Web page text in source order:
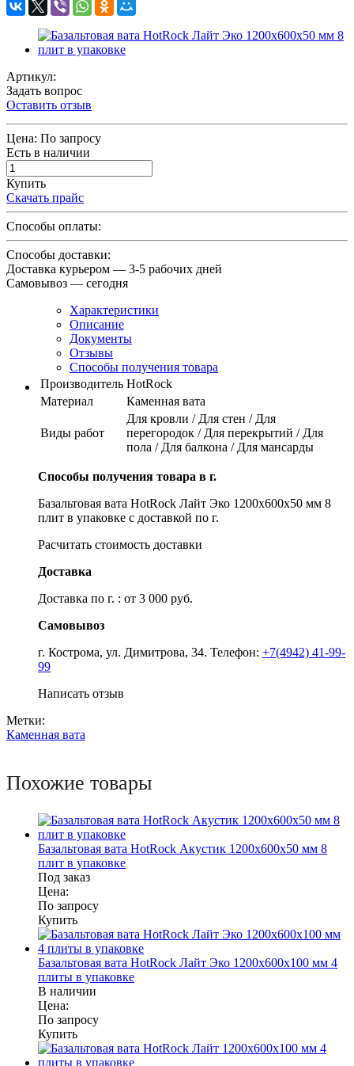
Артикул:
Задать вопрос
Оставить отзыв
Цена: По запросу
Есть в наличии
Купить
Скачать прайс
Способы оплаты:
Способы доставки:
Доставка курьером — 3-5 рабочих дней
Самовывоз — сегодня
Характеристики
Описание
Документы
Отзывы
Способы получения товара
Производитель HotRock
Материал
Каменная вата
Виды работ
Для кровли / Для стен / Для
перегородок / Для перекрытий / Для
пола / Для балкона / Для мансарды
Способы получения товара в г.
Базальтовая вата HotRock Лайт Эко 1200x600x50 мм 8
плит в упаковке с доставкой по г.
Расчитать стоимость доставки
Доставка
Доставка по г. : от 3 000 руб.
Самовывоз
г. Кострома, ул. Димитрова, 34. Телефон: +7(4942) 41-99-
99
Написать отзыв
Метки:
Каменная вата
Похожие товары
Базальтовая вата HotRock Акустик 1200x600x50 мм 8
плит в упаковке
Под заказ
Цена:
По запросу
Купить
Базальтовая вата HotRock Лайт Эко 1200x600x100 мм 4
плиты в упаковке
В наличии
Цена:
По запросу
Купить